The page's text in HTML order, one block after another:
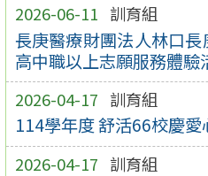
2026-06-11 訓育組
長庚醫療財團法人林口
高中職以上志願服務體驗
2026-04-17 訓育組
114學年度 舒活66校慶
2026-04-17 訓育組